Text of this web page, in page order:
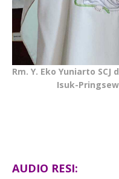
Rm. Y. Eko Yuniarto
Isuk-
AUDIO RESI: